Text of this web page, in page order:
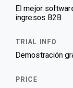
El mejor
ingresos B2B
Demostración